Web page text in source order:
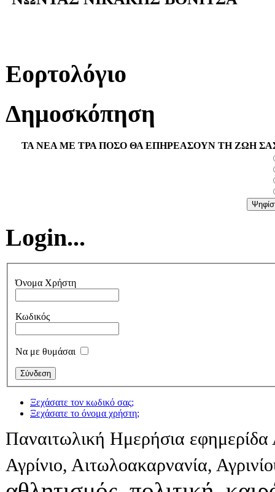
Εορτολόγιο
Δημοσκόπηση
ΤΑ ΝΕΑ ΜΕ ΤΡΑ ΠΟΣΟ ΘΑ ΕΠΗΡΕΑΣΟΥΝ ΤΗ ΖΩΗ
Login...
Όνομα Χρήστη
Κωδικός
Να με θυμάσαι
Ξεχάσατε τον κωδικό σας;
Ξεχάσατε το όνομα χρήστη;
Παναιτωλική Ημερήσια εφημερίδα
Αγρίνιο, Αιτωλοακαρνανία,